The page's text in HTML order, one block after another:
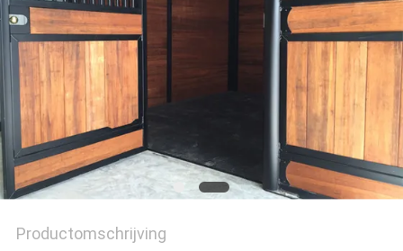
Productomschrijving